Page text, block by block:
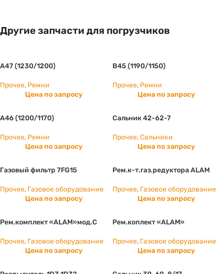
Другие запчасти для погрузчиков
А47 (1230/1200)
Прочее, Ремни
Цена по запросу
B45 (1190/1150)
Прочее, Ремни
Цена по запросу
А46 (1200/1170)
Прочее, Ремни
Цена по запросу
Сальник 42-62-7
Прочее,Сальники
Цена по запросу
Газовый фильтр 7FG15
Прочее, Газовое оборудование
Цена по запросу
Рем.к-т.газ.редуктора ALAM
Прочее, Газовое оборудование
Цена по запросу
Рем.комплект «ALAM»мод.С
Прочее, Газовое оборудование
Цена по запросу
Рем.коплект «ALAM»
Прочее, Газовое оборудование
Цена по запросу